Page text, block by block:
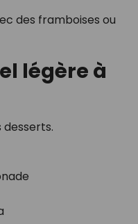
des framboises ou
légère à